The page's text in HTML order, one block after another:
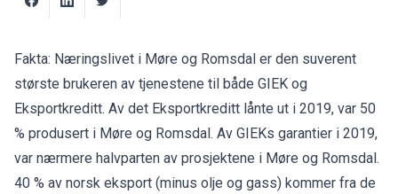
Fakta: Næringslivet i Møre og Romsdal er den suverent
største brukeren av tjenestene til både GIEK og
Eksportkreditt. Av det Eksportkreditt lånte ut i 2019, var 50
% produsert i Møre og Romsdal. Av GIEKs garantier i 2019,
var nærmere halvparten av prosjektene i Møre og Romsdal.
40 % av norsk eksport (minus olje og gass) kommer fra de